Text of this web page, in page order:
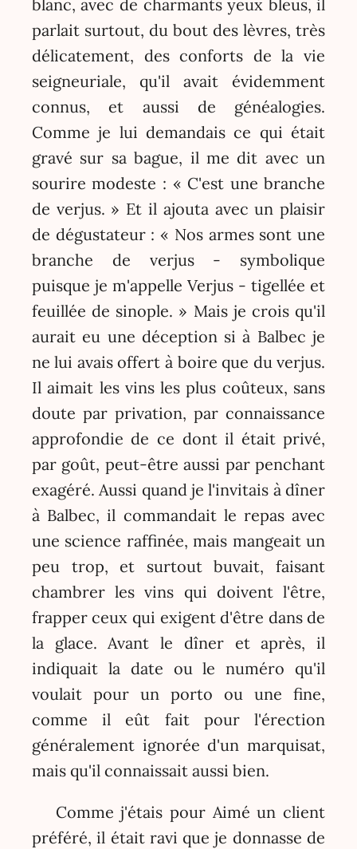
blanc, avec de charmants yeux bleus, il
parlait surtout, du bout des lèvres, très
délicatement, des conforts de la vie
seigneuriale, qu'il avait évidemment
connus, et aussi de généalogies.
Comme je lui demandais ce qui était
gravé sur sa bague, il me dit avec un
sourire modeste : « C'est une branche
de verjus. » Et il ajouta avec un plaisir
de dégustateur : « Nos armes sont une
branche de verjus - symbolique
puisque je m'appelle Verjus - tigellée et
feuillée de sinople. » Mais je crois qu'il
aurait eu une déception si à Balbec je
ne lui avais offert à boire que du verjus.
Il aimait les vins les plus coûteux, sans
doute par privation, par connaissance
approfondie de ce dont il était privé,
par goût, peut-être aussi par penchant
exagéré. Aussi quand je l'invitais à dîner
à Balbec, il commandait le repas avec
une science raffinée, mais mangeait un
peu trop, et surtout buvait, faisant
chambrer les vins qui doivent l'être,
frapper ceux qui exigent d'être dans de
la glace. Avant le dîner et après, il
indiquait la date ou le numéro qu'il
voulait pour un porto ou une fine,
comme il eût fait pour l'érection
généralement ignorée d'un marquisat,
mais qu'il connaissait aussi bien.
Comme j'étais pour Aimé un client
préféré, il était ravi que je donnasse de